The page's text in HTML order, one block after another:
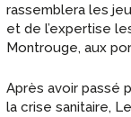
rassemblera les
et de l’expertise
Montrouge, aux
Après avoir passé
la crise sanitaire,